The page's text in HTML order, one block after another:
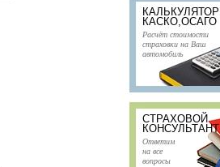
КАЛЬКУЛЯТОР
КАСКО,ОСАГО
Расчёт стоимости
страховки на Ваш
автомобиль
СТРАХОВОЙ
КОНСУЛЬТАНТ
Ответим
на все
вопросы